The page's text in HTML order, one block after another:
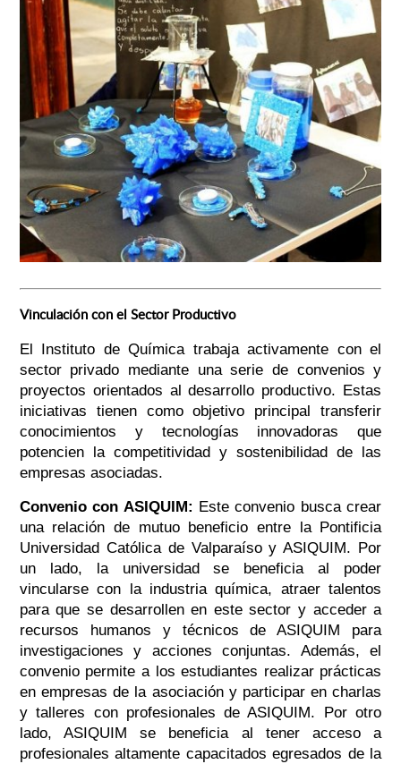
Vinculación con el Sector Productivo
El Instituto de Química trabaja activamente con el
sector privado mediante una serie de convenios y
proyectos orientados al desarrollo productivo. Estas
iniciativas tienen como objetivo principal transferir
conocimientos y tecnologías innovadoras que
potencien la competitividad y sostenibilidad de las
empresas asociadas.
Convenio con ASIQUIM: Este convenio busca crear
una relación de mutuo beneficio entre la Pontificia
Universidad Católica de Valparaíso y ASIQUIM. Por
un lado, la universidad se beneficia al poder
vincularse con la industria química, atraer talentos
para que se desarrollen en este sector y acceder a
recursos humanos y técnicos de ASIQUIM para
investigaciones y acciones conjuntas. Además, el
convenio permite a los estudiantes realizar prácticas
en empresas de la asociación y participar en charlas
y talleres con profesionales de ASIQUIM. Por otro
lado, ASIQUIM se beneficia al tener acceso a
profesionales altamente capacitados egresados de la